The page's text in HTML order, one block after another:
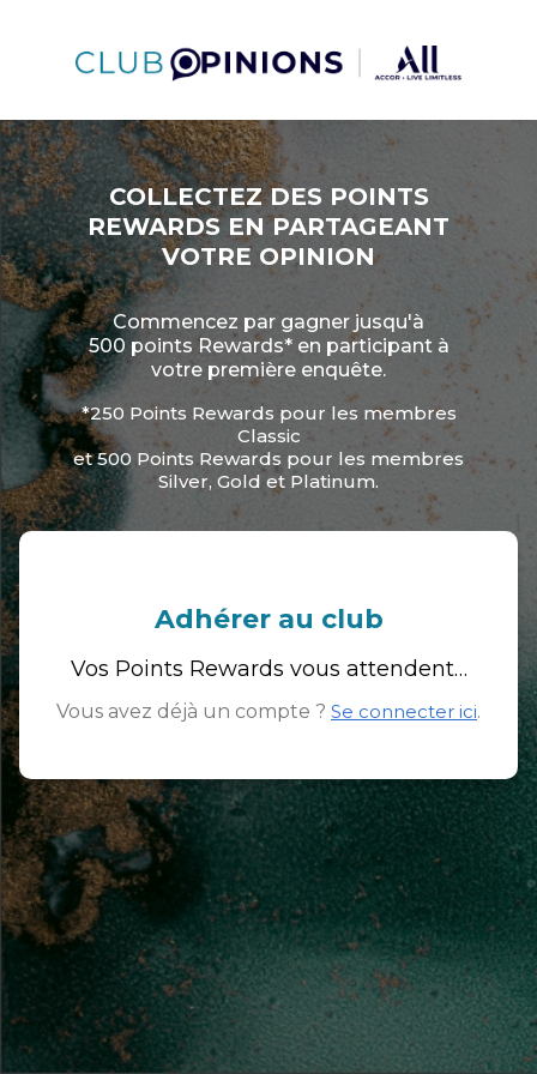
COLLECTEZ DES POINTS
REWARDS EN PARTAGEANT
VOTRE OPINION
Commencez par gagner jusqu'à
500 points Rewards* en participant à
votre première enquête.
*250 Points Rewards pour les membres
Classic
et 500 Points Rewards pour les membres
Silver, Gold et Platinum.
Adhérer au club
Vos Points Rewards vous attendent…
Vous avez déjà un compte ? Se connecter ici.